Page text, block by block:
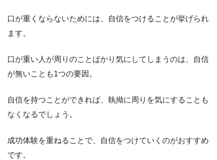
口が重くならないためには、自信をつけることが挙げられ
ます。
口が重い人が周りのことばかり気にしてしまうのは、自信
が無いことも1つの要因。
自信を持つことができれば、執拗に周りを気にすることも
なくなるでしょう。
成功体験を重ねることで、自信をつけていくのがおすすめ
です。